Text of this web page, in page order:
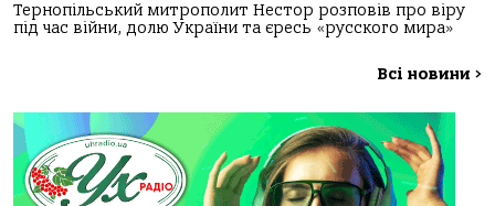
Тернопільський митрополит Нестор розповів про віру
під час війни, долю України та єресь «русского мира»
Всі новини >